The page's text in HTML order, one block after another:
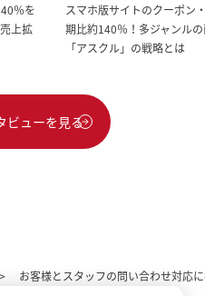
％を
上拡
スマホ版サイトのクーポン
期比約140％！多ジャンル
「アスクル」の戦略とは
ビューを見る
お客様とスタッフの問い合わせ対応